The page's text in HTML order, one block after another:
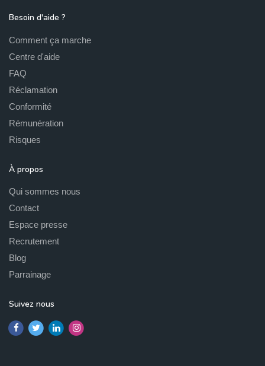
Besoin d'aide ?
Comment ça marche
Centre d'aide
FAQ
Réclamation
Conformité
Rémunération
Risques
À propos
Qui sommes nous
Contact
Espace presse
Recrutement
Blog
Parrainage
Suivez nous